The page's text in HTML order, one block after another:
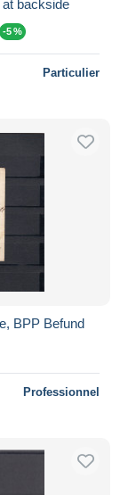
backside
-5 %
Particulier
BPP Befund
Professionnel